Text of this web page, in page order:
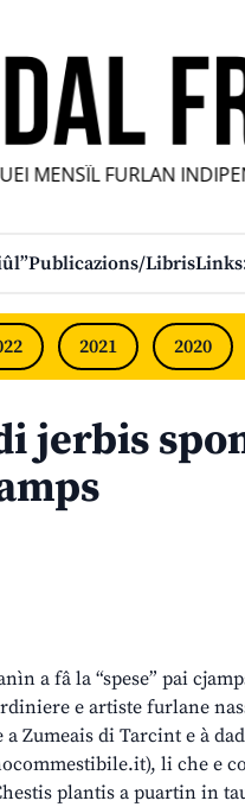
MENSÎL FURLAN
Publicazions/Libris
2021 2020
jerbis
a fâ la “spese” pai
e artiste furlane
Zumeais di Tarcint e à
li che e
plantis a puartin in